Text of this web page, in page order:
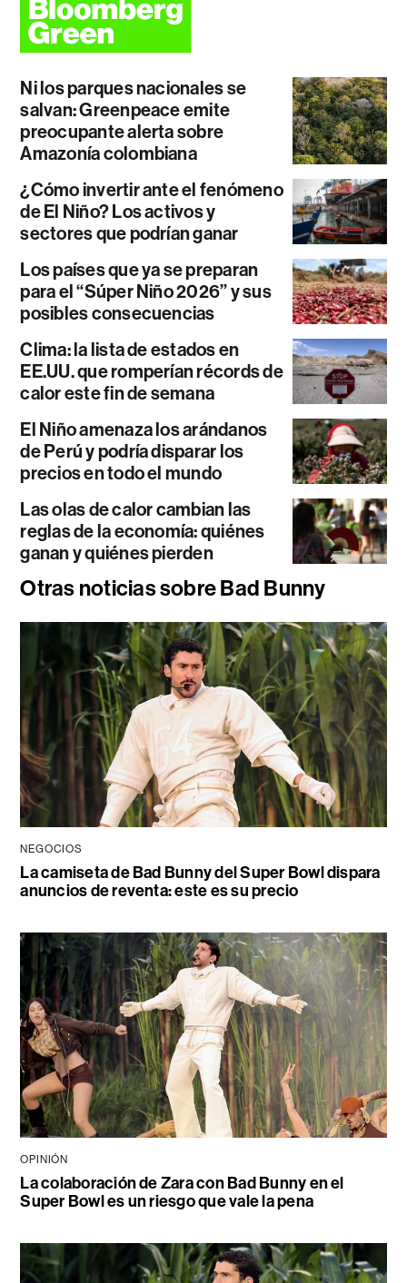
Ni los parques nacionales se
salvan: Greenpeace emite
preocupante alerta sobre
Amazonía colombiana
¿Cómo invertir ante el fenómeno
de El Niño? Los activos y
sectores que podrían ganar
Los países que ya se preparan
para el “Súper Niño 2026” y sus
posibles consecuencias
Clima: la lista de estados en
EE.UU. que romperían récords de
calor este fin de semana
El Niño amenaza los arándanos
de Perú y podría disparar los
precios en todo el mundo
Las olas de calor cambian las
reglas de la economía: quiénes
ganan y quiénes pierden
Otras noticias sobre Bad Bunny
NEGOCIOS
La camiseta de Bad Bunny del Super Bowl dispara
anuncios de reventa: este es su precio
OPINIÓN
La colaboración de Zara con Bad Bunny en el
Super Bowl es un riesgo que vale la pena